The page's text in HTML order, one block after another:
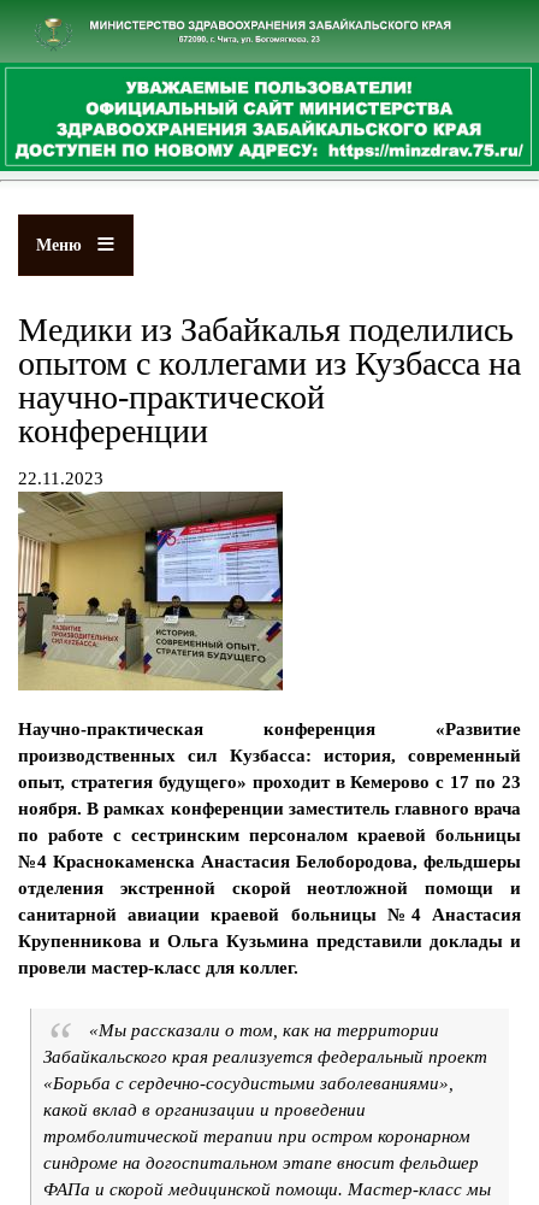
к
основному
содержанию
Меню
Медики из Забайкалья поделились
опытом с коллегами из Кузбасса на
научно-практической
конференции
22.11.2023
Научно-практическая конференция «Развитие
производственных сил Кузбасса: история, современный
опыт, стратегия будущего» проходит в Кемерово с 17 по 23
ноября. В рамках конференции заместитель главного врача
по работе с сестринским персоналом краевой больницы
№4 Краснокаменска Анастасия Белобородова, фельдшеры
отделения экстренной скорой неотложной помощи и
санитарной авиации краевой больницы №4 Анастасия
Крупенникова и Ольга Кузьмина представили доклады и
провели мастер-класс для коллег.
«Мы рассказали о том, как на территории
Забайкальского края реализуется федеральный проект
«Борьба с сердечно-сосудистыми заболеваниями»,
какой вклад в организации и проведении
тромболитической терапии при остром коронарном
синдроме на догоспитальном этапе вносит фельдшер
ФАПа и скорой медицинской помощи. Мастер-класс мы